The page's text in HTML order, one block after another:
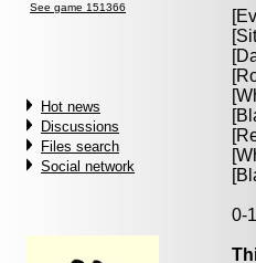
See game 151366
Hot news
Discussions
Files search
Social network
0-1